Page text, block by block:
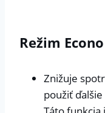
Režim Econo
Znižuje
použiť